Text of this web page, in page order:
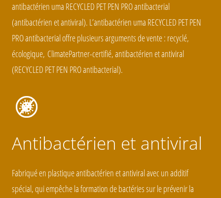
antibactérien uma RECYCLED PET PEN PRO antibacterial
(antibactérien et antiviral). L’antibactérien uma RECYCLED PET PEN
PRO antibacterial offre plusieurs arguments de vente : recyclé,
écologique, ClimatePartner-certifié, antibactérien et antiviral
(RECYCLED PET PEN PRO antibacterial).
Antibactérien et antiviral
Fabriqué en plastique antibactérien et antiviral avec un additif
spécial, qui empêche la formation de bactéries sur le prévenir la